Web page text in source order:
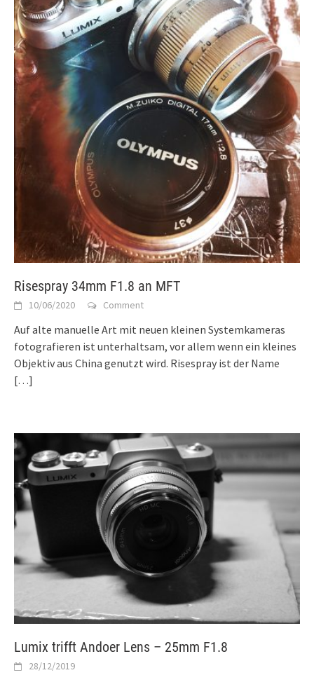
Risespray 34mm F1.8 an MFT
10/06/2020 Comment
Auf alte manuelle Art mit neuen kleinen Systemkameras
fotografieren ist unterhaltsam, vor allem wenn ein kleines
Objektiv aus China genutzt wird. Risespray ist der Name
[…]
Lumix trifft Andoer Lens – 25mm F1.8
28/12/2019